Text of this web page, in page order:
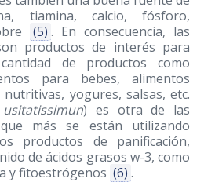
tiamina, calcio, fósforo,
(5) . En consecuencia, las
productos de interés para
de productos como
para bebes, alimentos
yogures, salsas, etc.
) es otra de las
más se están utilizando
productos de panificación,
de ácidos grasos w-3, como
y fitoestrógenos (6) .